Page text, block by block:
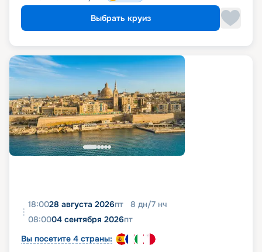
Выбрать круиз
18:0028 августа 2026пт 8 дн/7 нч
08:0004 сентября 2026пт
Вы посетите 4 страны: